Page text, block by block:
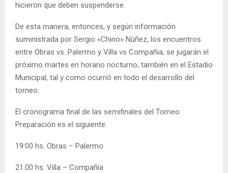
hicieron que deben suspenderse.
De esta manera, entonces, y según información
suministrada por Sergio «Chino» Núñez, los encuentros
entre Obras vs. Palermo y Villa vs Compañia, se jugarán el
próximo martes en horario nocturno, también en el Estadio
Municipal, tal y como ocurrió en todo el desarrollo del
torneo.
El cronograma final de las semifinales del Torneo
Preparación es el siguiente:
19:00 hs. Obras – Palermo
21:00 hs. Villa – Compañía